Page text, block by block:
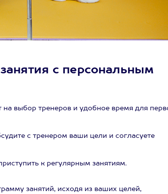
с персональным
выбор тренеров и удобное время для
с тренером ваши цели и согласуете
к регулярным занятиям.
занятий, исходя из ваших целей,